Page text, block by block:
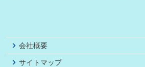
会社概要
サイトマップ